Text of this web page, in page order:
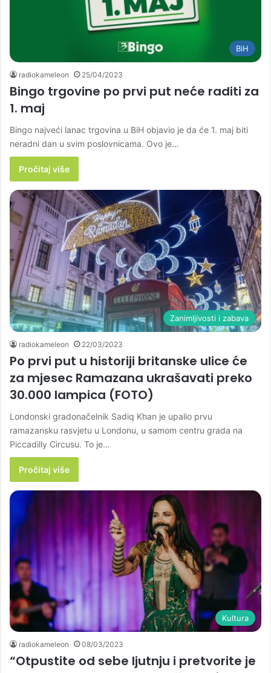
BiH
radiokameleon 25/04/2023
Bingo trgovine po prvi put neće raditi za
1. maj
Bingo najveći lanac trgovina u BiH objavio je da će 1. maj biti
neradni dan u svim poslovnicama. Ovo je…
Pročitaj više
Zanimljivosti i zabava
radiokameleon 22/03/2023
Po prvi put u historiji britanske ulice će
za mjesec Ramazana ukrašavati preko
30.000 lampica (FOTO)
Londonski gradonačelnik Sadiq Khan je upalio prvu
ramazansku rasvjetu u Londonu, u samom centru grada na
Piccadilly Circusu. To je…
Pročitaj više
Kultura
radiokameleon 08/03/2023
“Otpustite od sebe ljutnju i pretvorite je